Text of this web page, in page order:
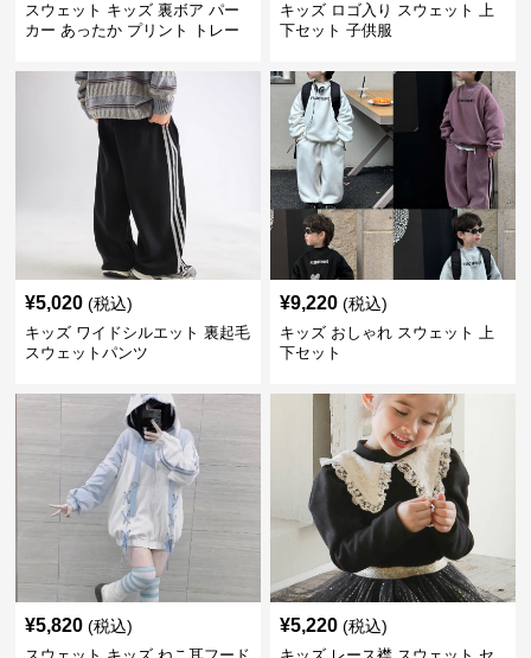
スウェット キッズ 裏ボア パー
カー あったか プリント トレー
キッズ ロゴ入り スウェット 上
下セット 子供服
¥5,020 (税込)
キッズ ワイドシルエット 裏起毛
スウェットパンツ
¥9,220 (税込)
キッズ おしゃれ スウェット 上
下セット
¥5,820 (税込) ¥5,220 (税込)